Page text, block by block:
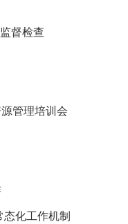
督检查
管理培训会
态化工作机制